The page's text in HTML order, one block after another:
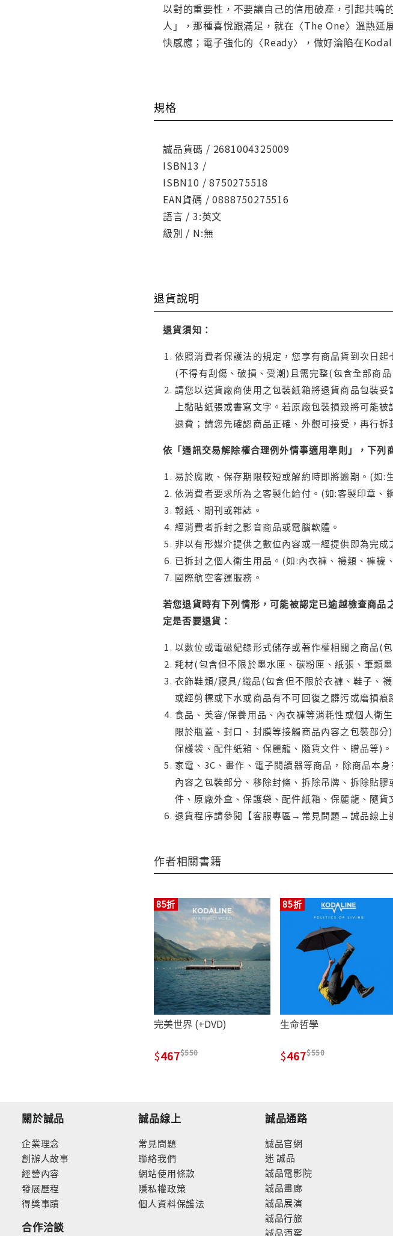
以對的重要性，不要讓自己的信用破產，引起共鳴
人」，那種喜悅跟滿足，就在〈The One〉溫熱
快感應；電子強化的〈Ready〉，做好淪陷在
規格
誠品貨碼 / 2681004325009
ISBN13 /
ISBN10 / 8750275518
EAN貨碼 / 0888750275516
語言 / 3:英文
級別 / N:無
退貨說明
退貨須知：
依照消費者保護法的規定，您享有商品貨到次日
(不得有刮傷、破損、受潮)且需完整(包含全部商
請您以送貨廠商使用之包裝紙箱將退貨商品包裝
上黏貼紙張或書寫文字。若原廠包裝損毀將可能
退費；請您先確認商品正確、外觀可接受，再行
依「通訊交易解除權合理例外情事適用準則」，下列
易於腐敗、保存期限較短或解約時即將逾期。(如:
依消費者要求所為之客製化給付。(如:客製印章、
報紙、期刊或雜誌。
經消費者拆封之影音商品或電腦軟體。
非以有形媒介提供之數位內容或一經提供即為完
已拆封之個人衛生用品。(如:內衣褲、襪類、褲襪
國際航空客運服務。
若您退貨時有下列情形，可能被認定已逾越檢查商
定是否要退貨：
以數位或電磁紀錄形式儲存或著作權相關之商品(
耗材(包含但不限於墨水匣、碳粉匣、紙張、筆類
衣飾鞋類/寢具/織品(包含但不限於衣褲、鞋子、
或經剪標或下水或商品有不可回復之髒污或磨損痕
食品、美容/保養用品、內衣褲等消耗性或個人衛
限於瓶蓋、封口、封膜等接觸商品內容之包裝部
保護袋、配件紙箱、保麗龍、隨貨文件、贈品等)。
家電、3C、畫作、電子閱讀器等商品，除商品本
內容之包裝部分、移除封條、拆除吊牌、拆除貼
件、原廠外盒、保護袋、配件紙箱、保麗龍、隨貨
退貨程序請參閱【客服專區→常見問題→誠品線上
作者相關書籍
85折
完美世界 (+DVD)
467 550
85折
生命哲學
467 550
關於誠品
企業理念
創辦人故事
經營內容
發展歷程
得獎事蹟
合作洽談
誠品線上
常見問題
聯絡我們
網站使用條款
隱私權政策
個人資料保護法
誠品通路
誠品官網
迷 誠品
誠品電影院
誠品畫廊
誠品展演
誠品行旅
誠品酒窖